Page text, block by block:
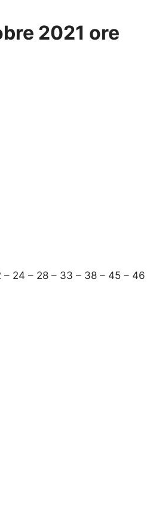
2021 ore
– 24 – 28 – 33 – 38 – 45 – 46